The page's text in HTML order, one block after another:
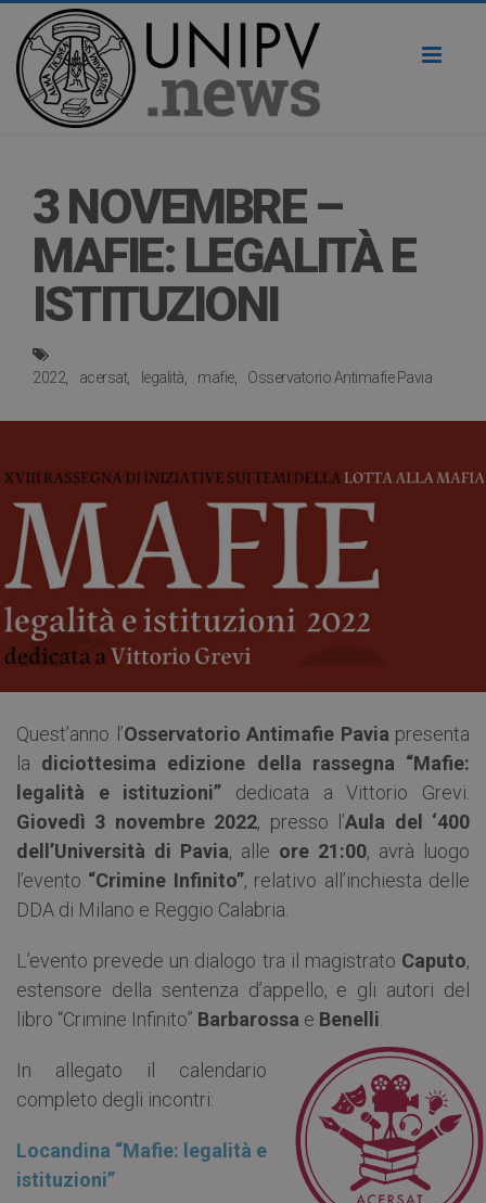
3 NOVEMBRE –
MAFIE: LEGALITÀ E
ISTITUZIONI
2022 acersat legalità mafie Osservatorio Antimafie Pavia
Quest’anno l’Osservatorio Antimafie Pavia presenta
la diciottesima edizione della rassegna “Mafie:
legalità e istituzioni” dedicata a Vittorio Grevi.
Giovedì 3 novembre 2022, presso l’Aula del ‘400
dell’Università di Pavia, alle ore 21:00, avrà luogo
l’evento “Crimine Infinito”, relativo all’inchiesta delle
DDA di Milano e Reggio Calabria.
L’evento prevede un dialogo tra il magistrato Caputo,
estensore della sentenza d’appello, e gli autori del
libro “Crimine Infinito” Barbarossa e Benelli
In allegato il calendario
completo degli incontri:
Locandina “Mafie: legalità e
istituzioni”